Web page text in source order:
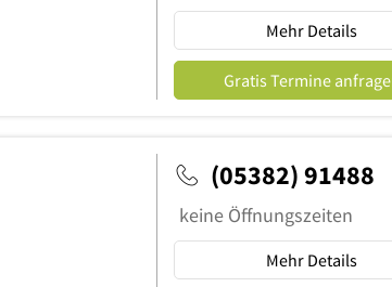
Mehr Details
Gratis Termine
(05382) 91488
keine Öffnungszeiten
Mehr Details